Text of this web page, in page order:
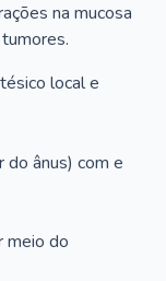
na mucosa
local e
do ânus) com e
meio do